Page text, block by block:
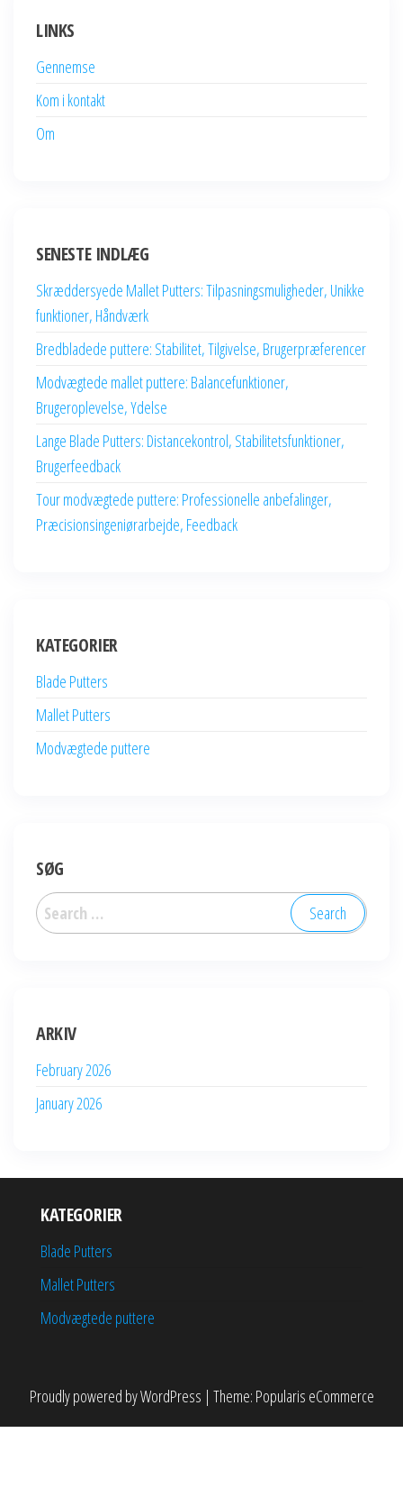
LINKS
Gennemse
Kom i kontakt
Om
SENESTE INDLÆG
Skræddersyede Mallet Putters: Tilpasningsmuligheder, Unikke
funktioner, Håndværk
Bredbladede puttere: Stabilitet, Tilgivelse, Brugerpræferencer
Modvægtede mallet puttere: Balancefunktioner,
Brugeroplevelse, Ydelse
Lange Blade Putters: Distancekontrol, Stabilitetsfunktioner,
Brugerfeedback
Tour modvægtede puttere: Professionelle anbefalinger,
Præcisionsingeniørarbejde, Feedback
KATEGORIER
Blade Putters
Mallet Putters
Modvægtede puttere
SØG
Search
for:
ARKIV
February 2026
January 2026
KATEGORIER
Blade Putters
Mallet Putters
Modvægtede puttere
Proudly powered byWordPress | Theme: Popularis eCommerce